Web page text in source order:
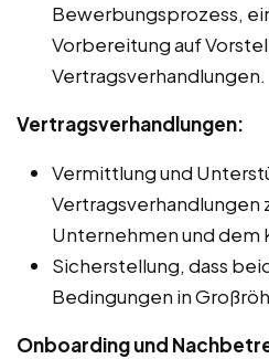
Bewerbungsprozess,
Vorbereitung auf
Vertragsverhandlungen.
Vertragsverhandlungen:
Vermittlung und
Vertragsverhandlungen
Unternehmen und dem
Sicherstellung, dass
Bedingungen in
Onboarding und